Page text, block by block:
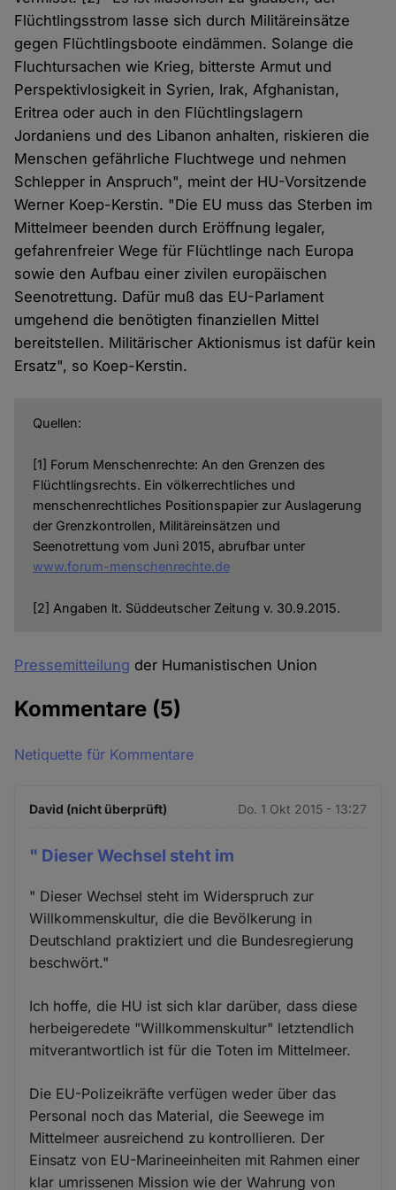
Flüchtlingsstrom lasse sich durch Militäreinsätze
gegen Flüchtlingsboote eindämmen. Solange die
Fluchtursachen wie Krieg, bitterste Armut und
Perspektivlosigkeit in Syrien, Irak, Afghanistan,
Eritrea oder auch in den Flüchtlingslagern
Jordaniens und des Libanon anhalten, riskieren die
Menschen gefährliche Fluchtwege und nehmen
Schlepper in Anspruch", meint der HU-Vorsitzende
Werner Koep-Kerstin. "Die EU muss das Sterben im
Mittelmeer beenden durch Eröffnung legaler,
gefahrenfreier Wege für Flüchtlinge nach Europa
sowie den Aufbau einer zivilen europäischen
Seenotrettung. Dafür muß das EU-Parlament
umgehend die benötigten finanziellen Mittel
bereitstellen. Militärischer Aktionismus ist dafür kein
Ersatz", so Koep-Kerstin.
Quellen:
[1] Forum Menschenrechte: An den Grenzen des
Flüchtlingsrechts. Ein völkerrechtliches und
menschenrechtliches Positionspapier zur Auslagerung
der Grenzkontrollen, Militäreinsätzen und
Seenotrettung vom Juni 2015, abrufbar unter
www.forum-menschenrechte.de
[2] Angaben lt. Süddeutscher Zeitung v. 30.9.2015.
Pressemitteilung der Humanistischen Union
Kommentare (5)
Netiquette für Kommentare
David (nicht überprüft) Do. 1 Okt 2015 - 13:27
" Dieser Wechsel steht im
" Dieser Wechsel steht im Widerspruch zur
Willkommenskultur, die die Bevölkerung in
Deutschland praktiziert und die Bundesregierung
beschwört."
Ich hoffe, die HU ist sich klar darüber, dass diese
herbeigeredete "Willkommenskultur" letztendlich
mitverantwortlich ist für die Toten im Mittelmeer.
Die EU-Polizeikräfte verfügen weder über das
Personal noch das Material, die Seewege im
Mittelmeer ausreichend zu kontrollieren. Der
Einsatz von EU-Marineeinheiten mit Rahmen einer
klar umrissenen Mission wie der Wahrung von